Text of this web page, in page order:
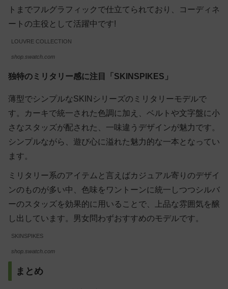
トまでフルグラフィックで仕立てられており、コーディネ
ートの主役として活躍中です!
LOUVRE COLLECTION
shop.swatch.com
独特のミリタリー感に注目「SKINSPIKES」
薄型でシンプルなSKINシリーズのミリタリーモデルで
す。カーキで統一された色調に加え、ベルトや文字盤に小
さなスタッズが配された、一味違うデザインが魅力です。
シンプルながら、遊び心に溢れた魅力的な一本となってい
ます。
ミリタリー系のアイテムと言えばカジュアル寄りのデザイ
ンのものが多い中、色味をワントーンに統一しつつシルバ
ーのスタッズを効果的に用いることで、
上品な雰囲気を醸
し出しています。男女問わずおすすめのモデルです。
SKINSPIKES
shop.swatch.com
まとめ